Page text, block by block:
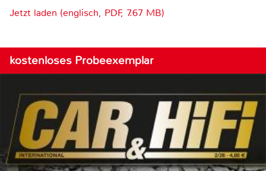
Jetzt laden (englisch, PDF, 7.67 MB)
kostenloses Probeexemplar